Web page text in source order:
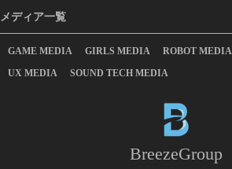
メディア一覧
GAME MEDIA GIRLS MEDIA ROBOT MEDIA
UX MEDIA
SOUND TECH MEDIA
BreezeGroup